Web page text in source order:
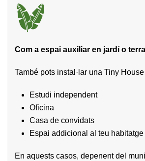
Com a espai auxiliar en jardí o
També pots instal·lar una Tiny
Estudi independent
Oficina
Casa de convidats
Espai addicional al teu habitatge
En aquests casos, depenent del